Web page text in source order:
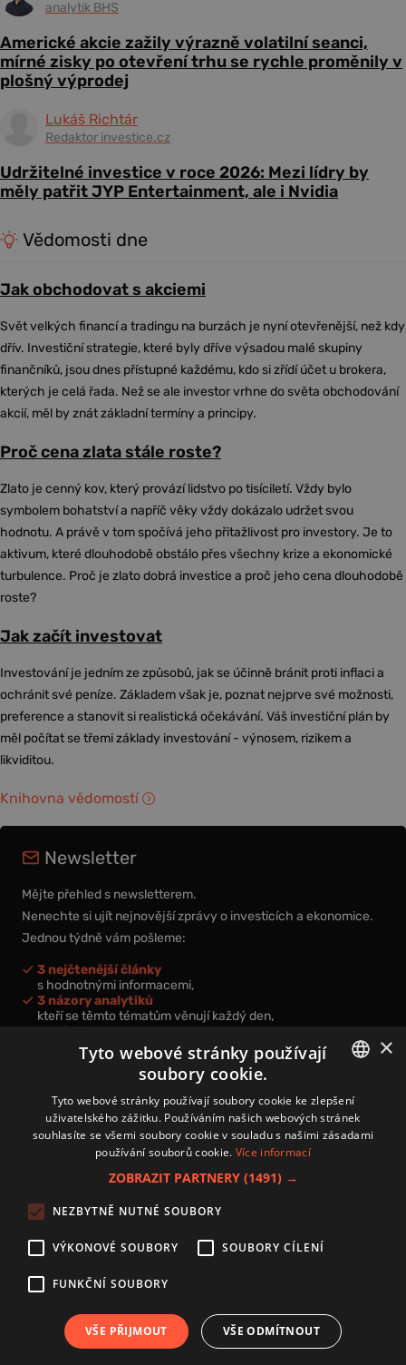
analytik BHS
Americké akcie zažily výrazně volatilní seanci,
mírné zisky po otevření trhu se rychle proměnily v
plošný výprodej
Lukáš Richtár
Redaktor investice.cz
Udržitelné investice v roce 2026: Mezi lídry by
měly patřit JYP Entertainment, ale i Nvidia
Vědomosti dne
Jak obchodovat s akciemi
Svět velkých financí a tradingu na burzách je nyní otevřenější, než kdy
dřív. Investiční strategie, které byly dříve výsadou malé skupiny
finančníků, jsou dnes přístupné každému, kdo si zřídí účet u brokera,
kterých je celá řada. Než se ale investor vrhne do světa obchodování
akcií, měl by znát základní termíny a principy.
Proč cena zlata stále roste?
Zlato je cenný kov, který provází lidstvo po tisíciletí. Vždy bylo
symbolem bohatství a napříč věky vždy dokázalo udržet svou
hodnotu. A právě v tom spočívá jeho přitažlivost pro investory. Je to
aktivum, které dlouhodobě obstálo přes všechny krize a ekonomické
turbulence. Proč je zlato dobrá investice a proč jeho cena dlouhodobě
roste?
Jak začít investovat
Investování je jedním ze způsobů, jak se účinně bránit proti inflaci a
ochránit své peníze. Základem však je, poznat nejprve své možnosti,
preference a stanovit si realistická očekávání. Váš investiční plán by
měl počítat se třemi základy investování - výnosem, rizikem a
likviditou.
Knihovna vědomostí
Newsletter
Mějte přehled s newsletterem.
Nenechte si ujít nejnovější zprávy o investicích a ekonomice.
Jednou týdně vám pošleme:
3 nejčtenější články
s hodnotnými informacemi,
3 názory analytiků
kteří se těmto tématům věnují každý den,
nová videa a podcasty
k prohloubení vašich znalostí.
Přihlášením k newsletteru vyjadřujete svůj souhlas spodmínkami
zpracování osobních údajů.
Zásady používání souborů cookies
Autoři
Nastavení cookies
CZECH
×
Tyto webové stránky používají
soubory cookie.
Tyto webové stránky používají soubory cookie ke zlepšení
uživatelského zážitku. Používáním našich webových stránek
souhlasíte se všemi soubory cookie v souladu s našimi zásadami
používání souborů cookie. Více informací
ZOBRAZIT PARTNERY (1491) →
NEZBYTNĚ NUTNÉ SOUBORY
VÝKONOVÉ SOUBORY SOUBORY CÍLENÍ
FUNKČNÍ SOUBORY
VŠE PŘIJMOUT VŠE ODMÍTNOUT